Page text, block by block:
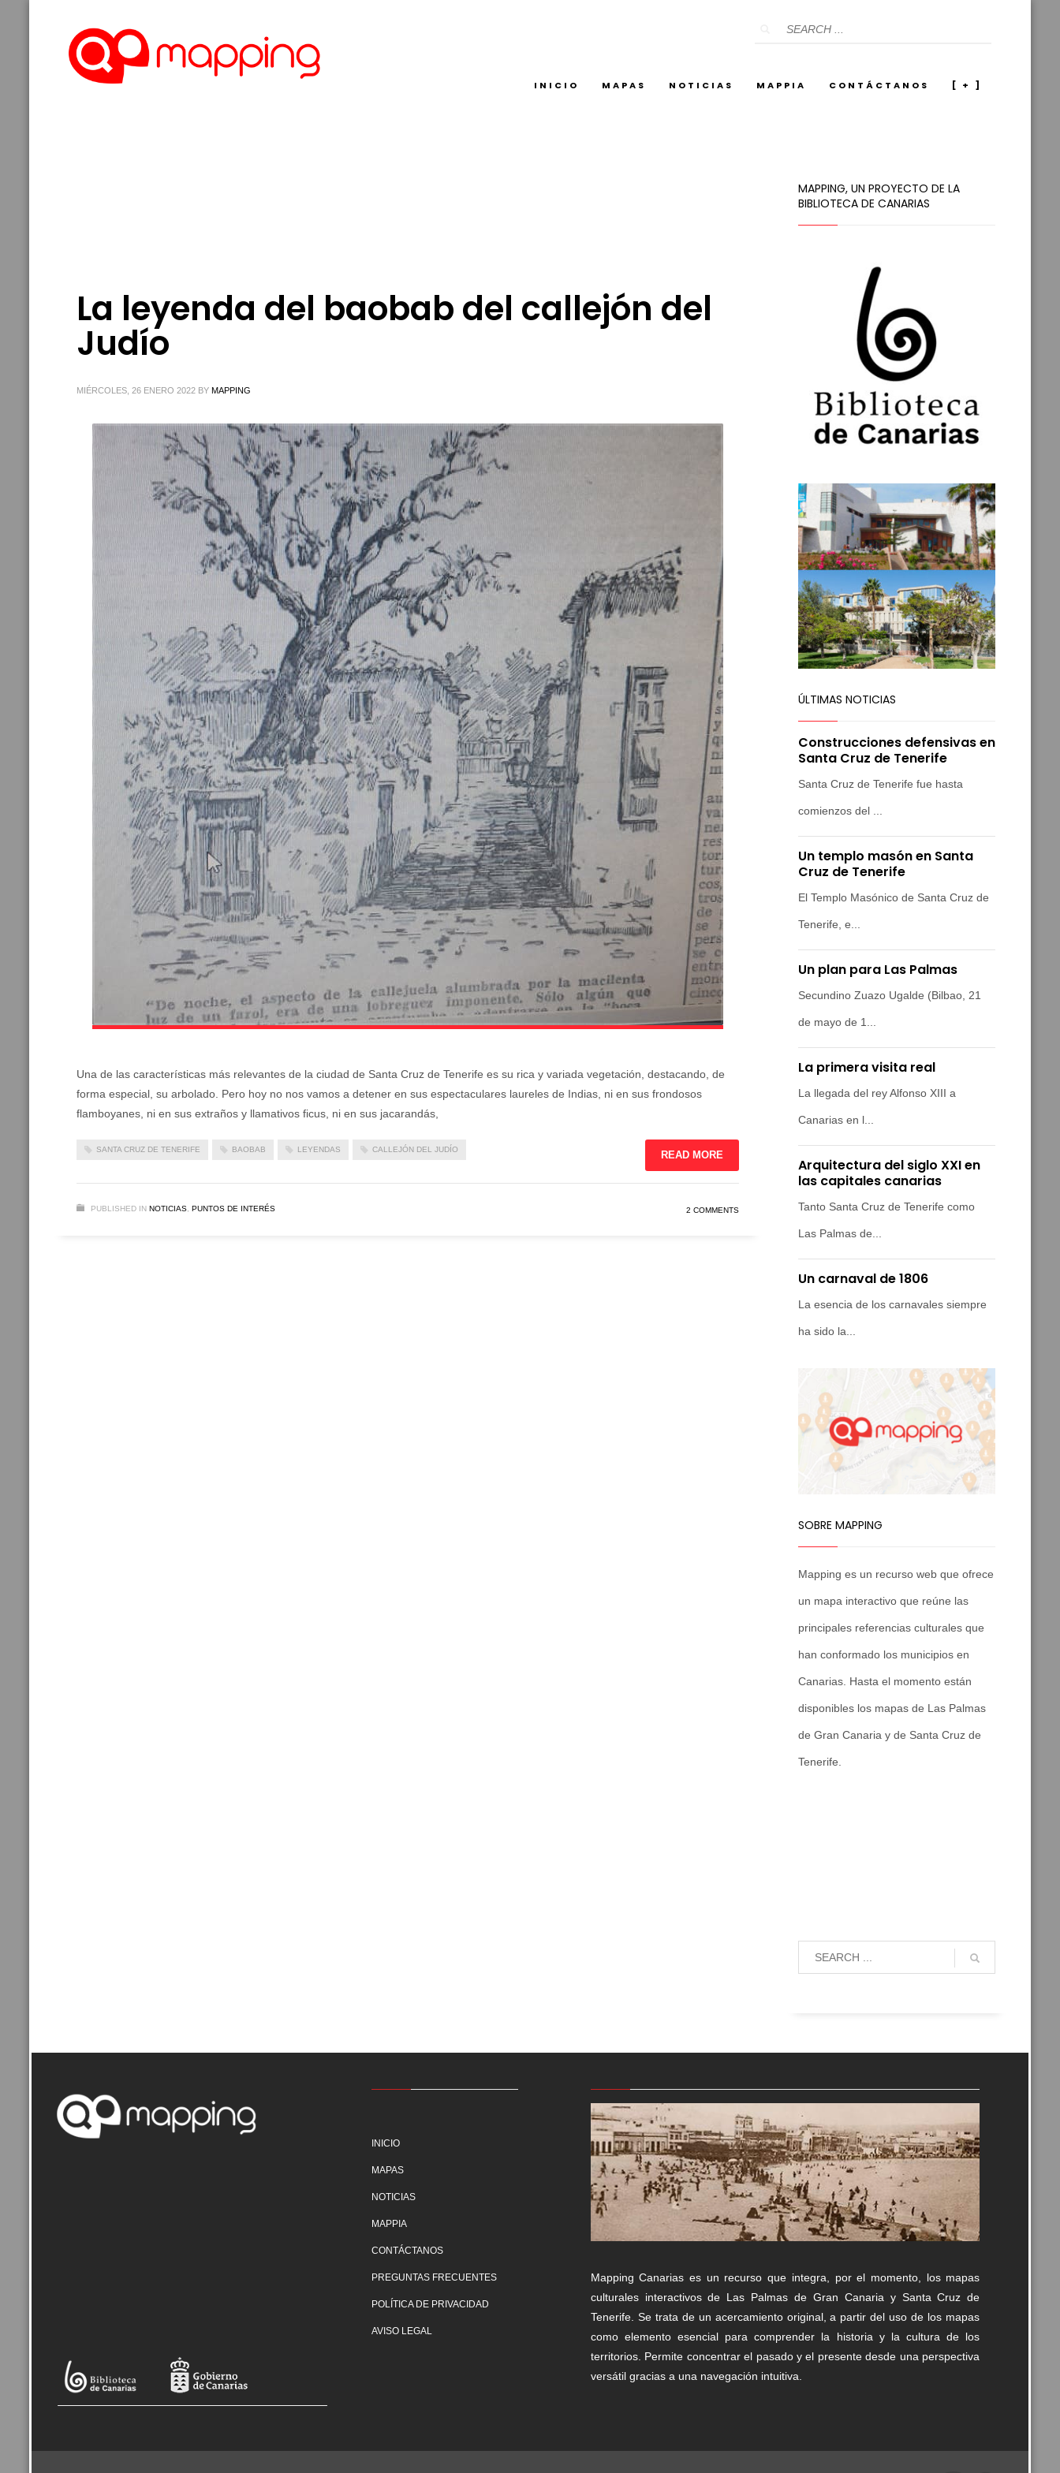
INICIO MAPAS NOTICIAS MAPPIA CONTÁCTANOS [ + ]
La leyenda del baobab del callejón del
Judío
MIÉRCOLES, 26 ENERO 2022 BY MAPPING
Una de las características más relevantes de la ciudad de Santa Cruz de Tenerife es su rica y variada vegetación, destacando, de
forma especial, su arbolado. Pero hoy no nos vamos a detener en sus espectaculares laureles de Indias, ni en sus frondosos
flamboyanes, ni en sus extraños y llamativos ficus, ni en sus jacarandás,
SANTA CRUZ DE TENERIFE BAOBAB LEYENDAS CALLEJÓN DEL JUDÍO READ MORE
PUBLISHED IN NOTICIAS PUNTOS DE INTERÉS 2 COMMENTS
MAPPING, UN PROYECTO DE LA
BIBLIOTECA DE CANARIAS
ÚLTIMAS NOTICIAS
Construcciones defensivas en
Santa Cruz de Tenerife
Santa Cruz de Tenerife fue hasta
comienzos del ...
Un templo masón en Santa
Cruz de Tenerife
El Templo Masónico de Santa Cruz de
Tenerife, e...
Un plan para Las Palmas
Secundino Zuazo Ugalde (Bilbao, 21
de mayo de 1...
La primera visita real
La llegada del rey Alfonso XIII a
Canarias en l...
Arquitectura del siglo XXI en
las capitales canarias
Tanto Santa Cruz de Tenerife como
Las Palmas de...
Un carnaval de 1806
La esencia de los carnavales siempre
ha sido la...
SOBRE MAPPING
Mapping es un recurso web que ofrece
un mapa interactivo que reúne las
principales referencias culturales que
han conformado los municipios en
Canarias. Hasta el momento están
disponibles los mapas de Las Palmas
de Gran Canaria y de Santa Cruz de
Tenerife.
INICIO
MAPAS
NOTICIAS
MAPPIA
CONTÁCTANOS
PREGUNTAS FRECUENTES
POLÍTICA DE PRIVACIDAD
AVISO LEGAL
Mapping Canarias es un recurso que integra, por el momento, los mapas
culturales interactivos de Las Palmas de Gran Canaria y Santa Cruz de
Tenerife. Se trata de un acercamiento original, a partir del uso de los mapas
como elemento esencial para comprender la historia y la cultura de los
territorios. Permite concentrar el pasado y el presente desde una perspectiva
versátil gracias a una navegación intuitiva.